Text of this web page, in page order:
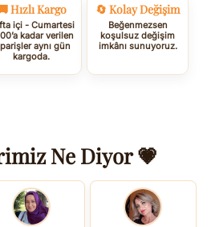
Hızlı Kargo
içi - Cumartesi
kadar verilen
aynı gün
kargoda.
🔄 Kolay Değişim
Beğenmezsen
koşulsuz değişim
imkânı sunuyoruz.
Ne Diyor 💗